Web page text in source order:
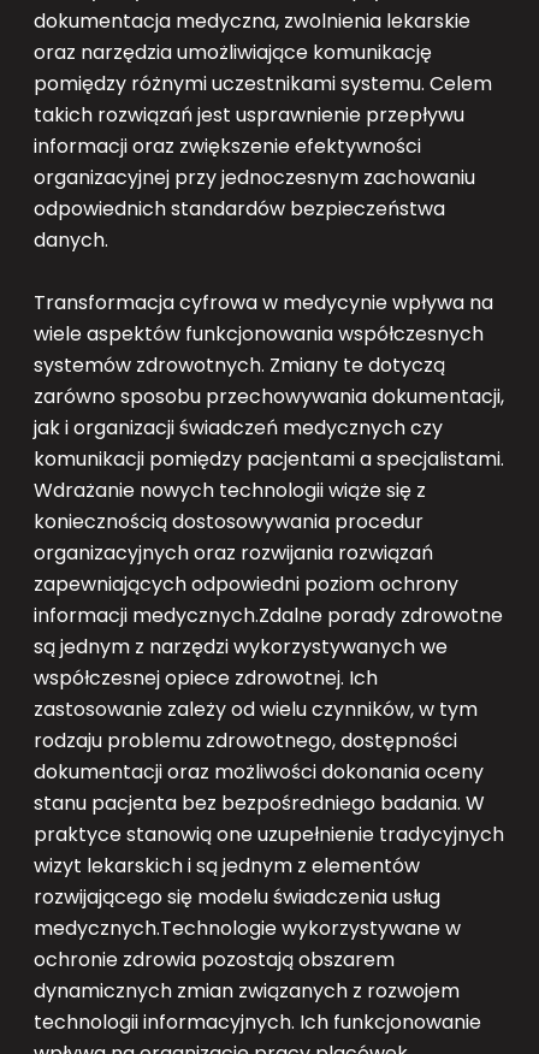
dokumentacja medyczna, zwolnienia lekarskie
oraz narzędzia umożliwiające komunikację
pomiędzy różnymi uczestnikami systemu. Celem
takich rozwiązań jest usprawnienie przepływu
informacji oraz zwiększenie efektywności
organizacyjnej przy jednoczesnym zachowaniu
odpowiednich standardów bezpieczeństwa
danych.
Transformacja cyfrowa w medycynie wpływa na
wiele aspektów funkcjonowania współczesnych
systemów zdrowotnych. Zmiany te dotyczą
zarówno sposobu przechowywania dokumentacji,
jak i organizacji świadczeń medycznych czy
komunikacji pomiędzy pacjentami a specjalistami.
Wdrażanie nowych technologii wiąże się z
koniecznością dostosowywania procedur
organizacyjnych oraz rozwijania rozwiązań
zapewniających odpowiedni poziom ochrony
informacji medycznych.Zdalne porady zdrowotne
są jednym z narzędzi wykorzystywanych we
współczesnej opiece zdrowotnej. Ich
zastosowanie zależy od wielu czynników, w tym
rodzaju problemu zdrowotnego, dostępności
dokumentacji oraz możliwości dokonania oceny
stanu pacjenta bez bezpośredniego badania. W
praktyce stanowią one uzupełnienie tradycyjnych
wizyt lekarskich i są jednym z elementów
rozwijającego się modelu świadczenia usług
medycznych.Technologie wykorzystywane w
ochronie zdrowia pozostają obszarem
dynamicznych zmian związanych z rozwojem
technologii informacyjnych. Ich funkcjonowanie